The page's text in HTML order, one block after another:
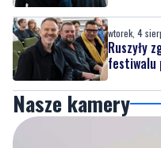
Nasze kamery